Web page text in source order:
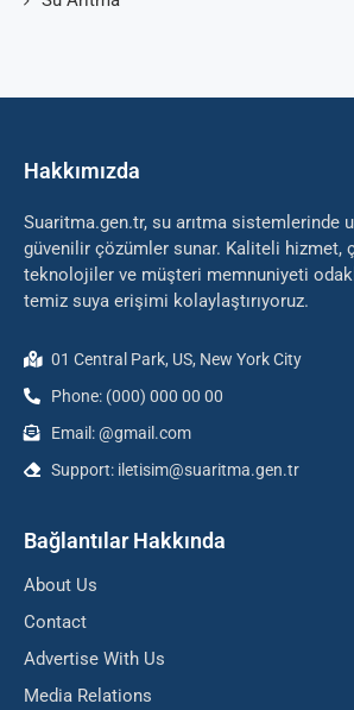
Hakkımızda
Suaritma.gen.tr, su arıtma sistemlerinde
güvenilir çözümler sunar. Kaliteli hizmet,
teknolojiler ve müşteri memnuniyeti
temiz suya erişimi kolaylaştırıyoruz.
01 Central Park, US, New York City
Phone: (000) 000 00 00
Email: @gmail.com
Support: iletisim@suaritma.gen.tr
Bağlantılar Hakkında
About Us
Contact
Advertise With Us
Media Relations